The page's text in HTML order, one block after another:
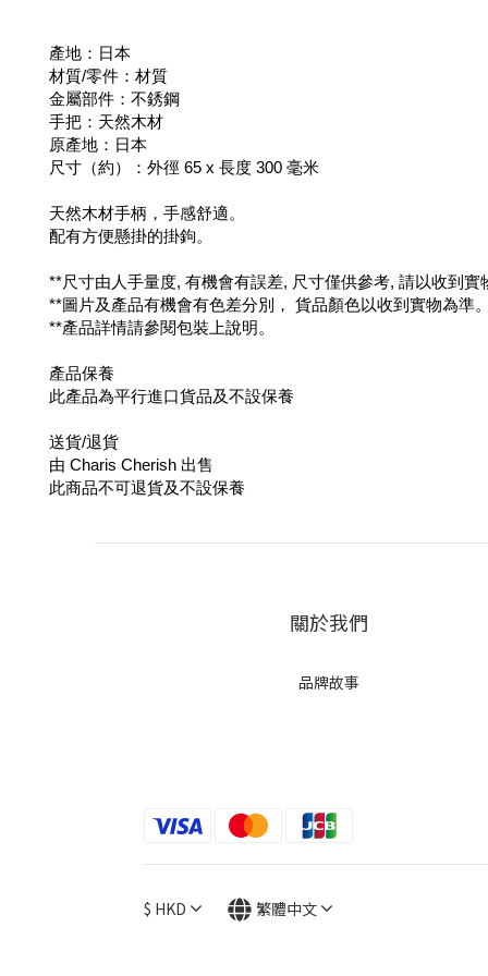
產地：日本
材質/零件：材質
金屬部件：不銹鋼
手把：天然木材
原產地：日本
尺寸（約）：外徑 65 x 長度 300 毫米
天然木材手柄，手感舒適。
配有方便懸掛的掛鉤。
**尺寸由人手量度, 有機會有誤差, 尺寸僅供參考, 請以收到實
**圖片及產品有機會有色差分別， 貨品顏色以收到實物為準
**產品詳情請參閱包裝上說明。
產品保養
此產品為平行進口貨品及不設保養
送貨/退貨
由 Charis Cherish 出售
此商品不可退貨及不設保養
關於我們
品牌故事
$ HKD 繁體中文